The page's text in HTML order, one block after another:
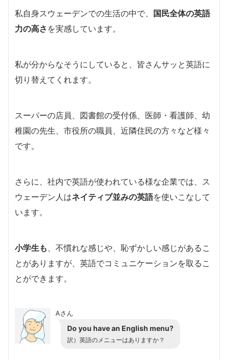
私自身スウェーデンでの生活の中で、
国民全体の英語
力の高さ を実感しています。
私が分からなそうにしていると、皆さんサッと英語に
切り替えてくれます。
スーパーの店員、図書館の受付係、医師・看護師、幼
稚園の先生、市役所の職員、近隣住民の方々など様々
です。
さらに、社内で英語が使われている様な企業では、ス
ウェーデン人はネイティブ並みの英語を使いこなして
います。
小学生も 、不慣れな感じや、恥ずかしい感じがあるこ
とがありますが、英語でコミュニケーションを取るこ
とができます。
Aさん
Do you have an English menu?
訳）英語のメニューはありますか？